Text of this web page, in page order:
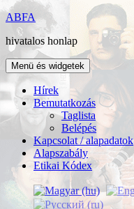
Kilépés
tartalomba
ABFA
hivatalos honlap
Menü és widgetek
Hírek
Bemutatkozás
Taglista
Belépés
Kapcsolat / alapadatok
Alapszabály
Etikai Kódex